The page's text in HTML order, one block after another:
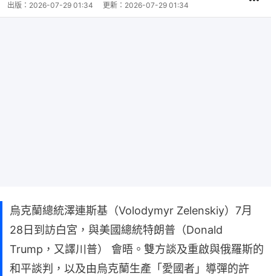
出版： 2026-07-29 01:34 更新： 2026-07-29 01:34
烏克蘭總統澤連斯基（Volodymyr Zelenskiy）7月
28日到訪白宮，與美國總統特朗普（Donald
Trump，又譯川普） 會晤。雙方談及重啟與俄羅斯的
和平談判，以及由烏克蘭生產「愛國者」導彈的許